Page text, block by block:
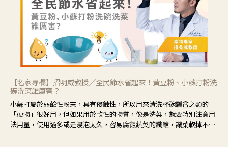
【名家專欄】招明威教授／全民節水省起來！黃豆粉、小蘇打粉洗
碗洗菜誰厲害？
小蘇打屬於弱鹼性粉末，具有侵蝕性，所以用來清洗杯碗瓢盆之類的
「硬物」很好用，但如果用於軟性的物質，像是洗菜，就要特別注意用
法用量，使用過多或是浸泡太久，容易腐蝕蔬菜的纖維，讓菜軟掉不清